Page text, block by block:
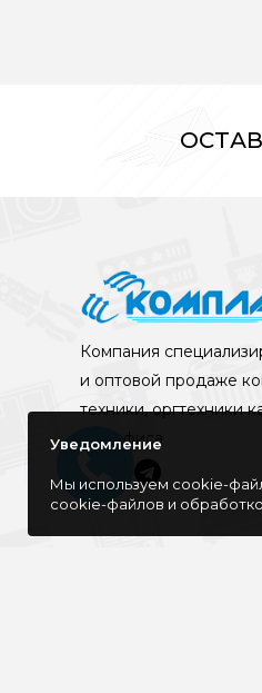
Компания
и оптовой продаже
техники, оргтехники
для офиса
Уведомление
Мы используем cookie-
cookie-файлов и